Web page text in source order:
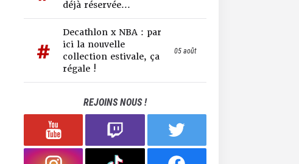
déjà réservée...
Decathlon x NBA : par
ici la nouvelle
collection estivale, ça
régale !
05 août
REJOINS NOUS !